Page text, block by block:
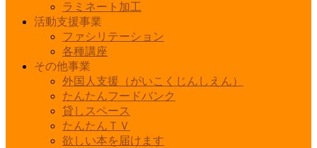
ラミネート加工
活動支援事業
ファシリテーション
各種講座
その他事業
外国人支援（がいこくじんしえん）
たんたんフードバンク
貸しスペース
たんたんＴＶ
欲しい本を届けます